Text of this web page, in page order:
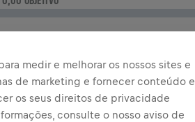
da sua doação vai para a
espinhal.
medir e melhorar os nossos sites e
de marketing e fornecer conteúdo e
os seus direitos de privacidade
consulte o nosso aviso de